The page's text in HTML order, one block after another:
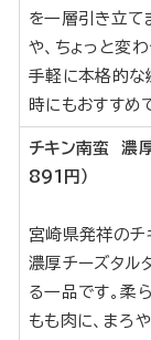
を一層引き立て
や、ちょっと変
手軽に本格的な
時にもおすすめ
チキン南蛮 濃
891円）
宮崎県発祥のチ
濃厚チーズタル
る一品です。柔
もも肉に、まろ